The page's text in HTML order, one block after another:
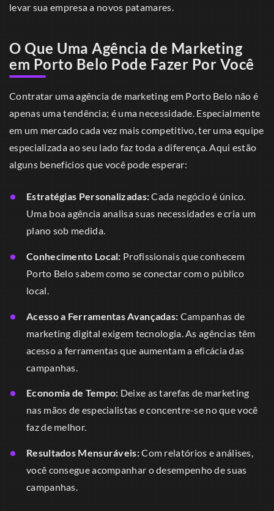
levar sua empresa a novos patamares.
O Que Uma Agência de Marketing
em Porto Belo Pode Fazer Por Você
Contratar uma agência de marketing em Porto Belo não é
apenas uma tendência; é uma necessidade. Especialmente
em um mercado cada vez mais competitivo, ter uma equipe
especializada ao seu lado faz toda a diferença. Aqui estão
alguns benefícios que você pode esperar:
Estratégias Personalizadas:Cada negócio é único.
Uma boa agência analisa suas necessidades e cria um
plano sob medida.
Conhecimento Local: Profissionais que conhecem
Porto Belo sabem como se conectar com o público
local.
Acesso a Ferramentas Avançadas: Campanhas de
marketing digital exigem tecnologia. As agências têm
acesso a ferramentas que aumentam a eficácia das
campanhas.
Economia de Tempo: Deixe as tarefas de marketing
nas mãos de especialistas e concentre-se no que você
faz de melhor.
Resultados Mensuráveis:Com relatórios e análises,
você consegue acompanhar o desempenho de suas
campanhas.